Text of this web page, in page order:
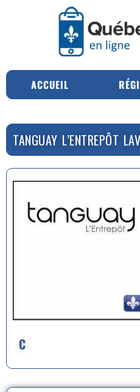
ACCUEIL
TANGUAY L’ENTREPÔT
C